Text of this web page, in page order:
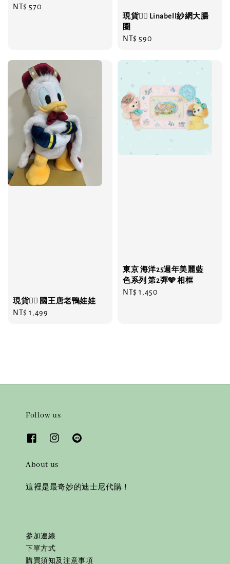
Regular
NT$ 570
現貨❤️‍🔥 Linabell紗網大腸
圈
Regular
NT$ 590
現貨❤️‍🔥 國王唐老鴨娃娃
Regular
NT$ 1,499
東京 海洋25週年美麗藍
色系列 第2彈🩵 相框
Regular
NT$ 1,450
Follow us
About us
這裡是最奇妙的迪士尼代購！
參加連線
下單方式
購買須知及注意事項